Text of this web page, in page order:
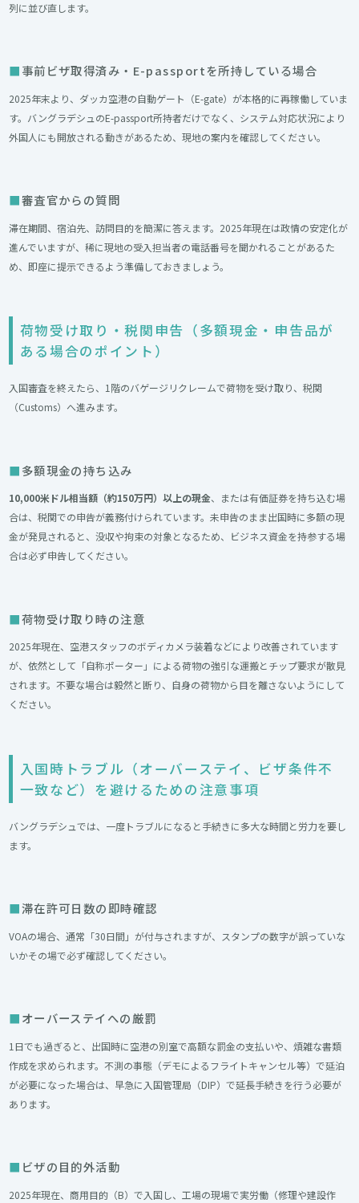
列に並び直します。
事前ビザ取得済み・E-passportを所持している場合
2025年末より、ダッカ空港の自動ゲート（E-gate）が本格的に再稼働していま
す。バングラデシュのE-passport所持者だけでなく、システム対応状況により
外国人にも開放される動きがあるため、現地の案内を確認してください。
審査官からの質問
滞在期間、宿泊先、訪問目的を簡潔に答えます。2025年現在は政情の安定化が
進んでいますが、稀に現地の受入担当者の電話番号を聞かれることがあるた
め、即座に提示できるよう準備しておきましょう。
荷物受け取り・税関申告（多額現金・申告品が
ある場合のポイント）
入国審査を終えたら、1階のバゲージリクレームで荷物を受け取り、税関
（Customs）へ進みます。
多額現金の持ち込み
10,000米ドル相当額（約150万円）以上の現金、または有価証券を持ち込む場
合は、税関での申告が義務付けられています。未申告のまま出国時に多額の現
金が発見されると、没収や拘束の対象となるため、ビジネス資金を持参する場
合は必ず申告してください。
荷物受け取り時の注意
2025年現在、空港スタッフのボディカメラ装着などにより改善されています
が、依然として「自称ポーター」による荷物の強引な運搬とチップ要求が散見
されます。不要な場合は毅然と断り、自身の荷物から目を離さないようにして
ください。
入国時トラブル（オーバーステイ、ビザ条件不
一致など）を避けるための注意事項
バングラデシュでは、一度トラブルになると手続きに多大な時間と労力を要し
ます。
滞在許可日数の即時確認
VOAの場合、通常「30日間」が付与されますが、スタンプの数字が誤っていな
いかその場で必ず確認してください。
オーバーステイへの厳罰
1日でも過ぎると、出国時に空港の別室で高額な罰金の支払いや、煩雑な書類
作成を求められます。不測の事態（デモによるフライトキャンセル等）で延泊
が必要になった場合は、早急に入国管理局（DIP）で延長手続きを行う必要が
あります。
ビザの目的外活動
2025年現在、商用目的（B）で入国し、工場の現場で実労働（修理や建設作